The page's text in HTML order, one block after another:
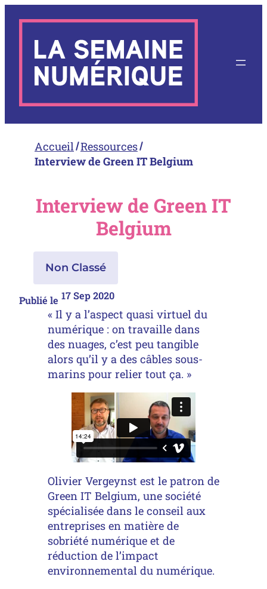
contenu
Accueil Ressources
Interview de Green IT Belgium
Interview de Green IT
Belgium
Non Classé
Publié le 17 Sep 2020
« Il y a l’aspect quasi virtuel du
numérique : on travaille dans
des nuages, c’est peu tangible
alors qu’il y a des câbles sous-
marins pour relier tout ça. »
Olivier Vergeynst est le patron de
Green IT Belgium, une société
spécialisée dans le conseil aux
entreprises en matière de
sobriété numérique et de
réduction de l’impact
environnemental du numérique.